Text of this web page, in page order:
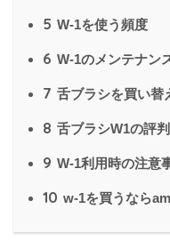
5 W-1を使う頻度
6 W-1のメンテナン
7 舌ブラシを買い替
8 舌ブラシW1の評判
9 W-1利用時の注意
10 w-1を買うなら